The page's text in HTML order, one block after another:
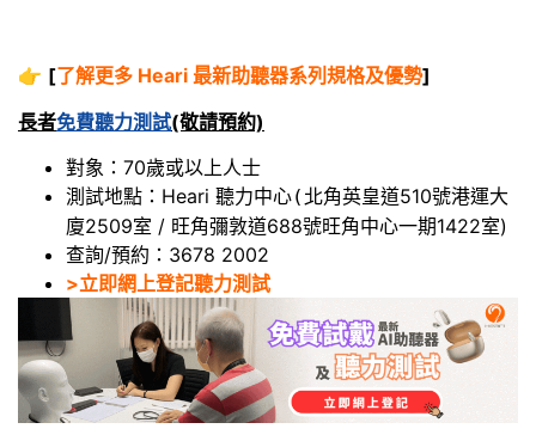
👉 [了解更多 Heari 最新助聽器系列規格及優勢]
長者免費聽力測試(敬請預約)
對象：70歲或以上人士
測試地點：Heari 聽力中心( 北角英皇道510號港運大
廈2509室 / 旺角彌敦道688號旺角中心一期1422室)
查詢/預約：3678 2002
>立即網上登記聽力測試